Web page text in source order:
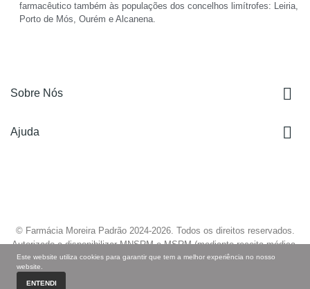
farmacêutico também às populações dos concelhos limítrofes: Leiria,
Porto de Mós, Ourém e Alcanena.
Sobre Nós 
Ajuda 
© Farmácia Moreira Padrão 2024-2026. Todos os direitos reservados.
Autorizado a disponibilizar MNSRM e MSRM (mediante receita médica,
quando aplicável) e a fornecer produtos de saúde ao domicílio através da
Internet, nos termos regulados pelo pelo Infarmed.
Este website utiliza cookies para garantir que tem a melhor experiência no nosso
website.
ENTENDI